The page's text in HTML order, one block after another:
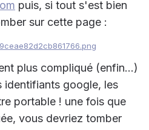
puis, si tout s'est bien
sur cette page :
plus compliqué (enfin...)
identifiants google, les
portable ! une fois que
vous devriez tomber